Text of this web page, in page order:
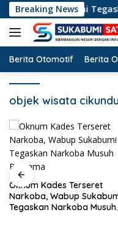
Langsung
ke
konten
Breaking News
Sukabumi Tegaskan
Berita Otomotif Berita
objek wisata
Terseret Narkoba, Oknum
Kades dan 2 Rekannya